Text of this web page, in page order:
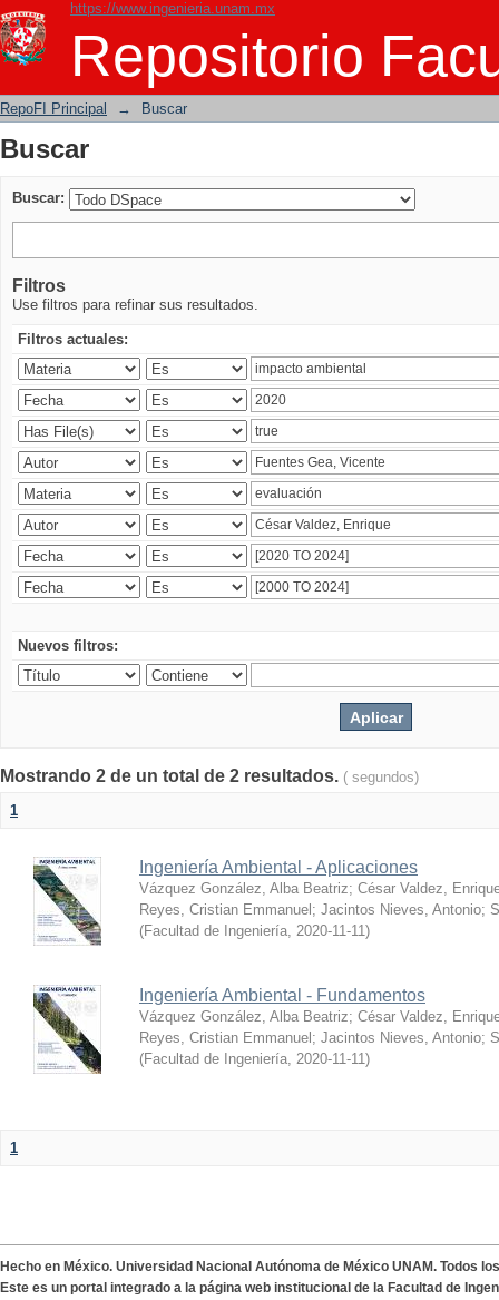
https://www.ingenieria.unam.mx
Repositorio
Buscar
RepoFI Principal → Buscar
Buscar
Buscar:
Filtros
Use filtros para refinar sus resultados.
Filtros actuales:
Nuevos filtros:
Mostrando 2 de un total de 2 resultados. ( segundos)
1
Ingeniería Ambiental - Aplicaciones
Vázquez González, Alba Beatriz; César Valdez,
Reyes, Cristian Emmanuel ; Jacintos Nieves, Antonio;
(Facultad de Ingeniería, 2020-11-11)
Ingeniería Ambiental - Fundamentos
Vázquez González, Alba Beatriz; César Valdez,
Reyes, Cristian Emmanuel ; Jacintos Nieves, Antonio;
(Facultad de Ingeniería, 2020-11-11)
1
Hecho en México. Universidad Nacional Autónoma de México UNAM. Todos
Este es un portal integrado a la página web institucional de la Facultad de